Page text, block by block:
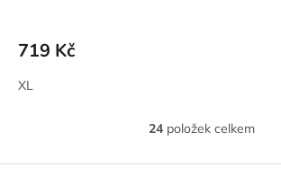
719 Kč
XL
O
l
24položek celkem
Z